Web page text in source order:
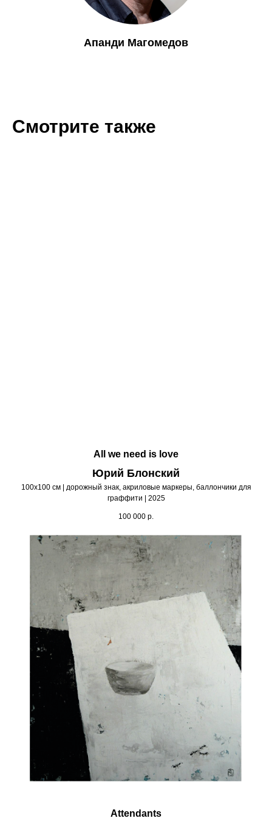
Апанди Магомедов
Смотрите также
All we need is love
Юрий Блонский
100х100 см | дорожный знак, акриловые маркеры, баллончики для
граффити | 2025
100 000 р.
Attendants